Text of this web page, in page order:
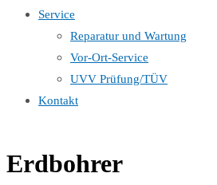
Service
Reparatur und Wartung
Vor-Ort-Service
UVV Prüfung/TÜV
Kontakt
Erdbohrer